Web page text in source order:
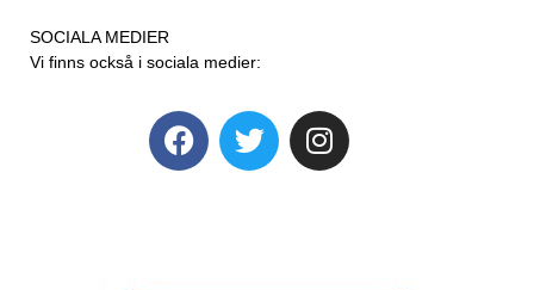
SOCIALA MEDIER
Vi finns också i sociala medier: